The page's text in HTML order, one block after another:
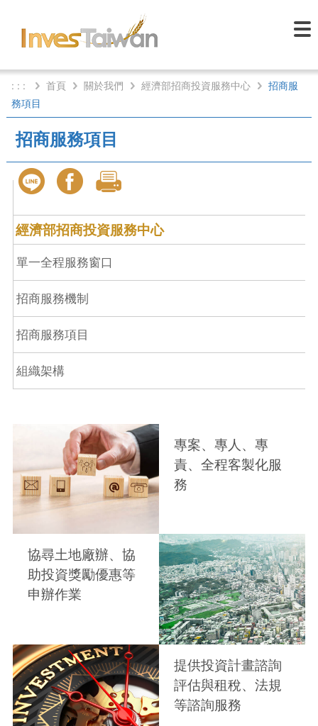
: : : 首頁 關於我們 經濟部招商投資服務中心
招商服
務項目
招商服務項目
經濟部招商投資服務中心
單一全程服務窗口
招商服務機制
招商服務項目
組織架構
專案、專人、專
責、全程客製化服
務
協尋土地廠辦、協
助投資獎勵優惠等
申辦作業
提供投資計畫諮詢
評估與租稅、法規
等諮詢服務